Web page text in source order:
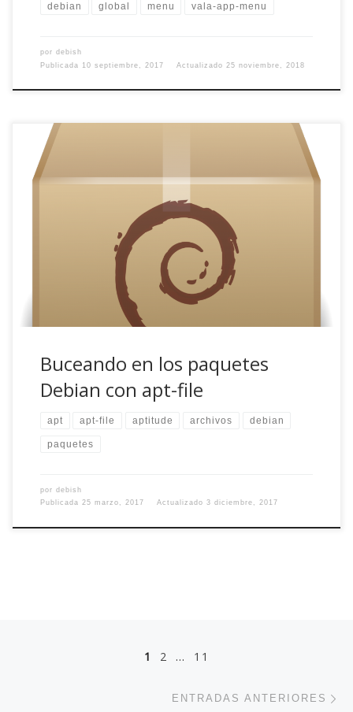
debian global menu vala-app-menu
por debish
Publicada 10 septiembre, 2017 Actualizado 25 noviembre, 2018
Hoy os traigo una joya en bruto para el sistema de
paquetes APT. Se trata de apt-file, un buscador de archivos
para el sistema de paquetes Debian. Sí, habéis entendido
bien, apt-file busca dentro de los paquetes Debian para
encontrar en qué paquete (o paquetes) está dicho archivo.
Buceando en los paquetes
Debian con apt-file
apt apt-file aptitude archivos debian
paquetes
por debish
Publicada 25 marzo, 2017 Actualizado 3 diciembre, 2017
Navegación de entradas
1 2 … 11
ENTRADAS ANTERIORES